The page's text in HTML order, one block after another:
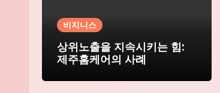
비지니스
상위노출을 지속시키는 힘:
제주홈케어의 사례